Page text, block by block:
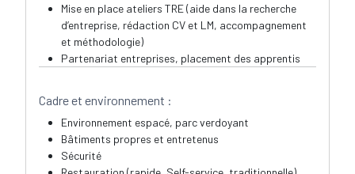
Mise en place ateliers TRE (aide dans la recherche
d’entreprise, rédaction CV et LM, accompagnement
et méthodologie)
Partenariat entreprises, placement des apprentis
Cadre et environnement :
Environnement espacé, parc verdoyant
Bâtiments propres et entretenus
Sécurité